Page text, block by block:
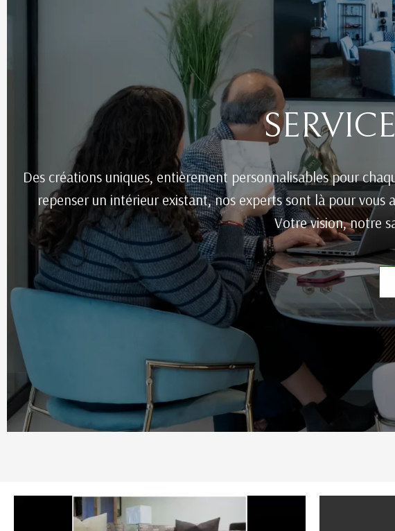
Des créations uniques, entièrement personnalisables pour
repenser un intérieur existant, nos experts sont là pour vous
Votre vision, notre